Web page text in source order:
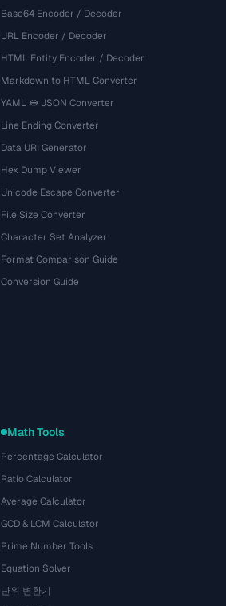
Base64 Encoder / Decoder
URL Encoder / Decoder
HTML Entity Encoder / Decoder
Markdown to HTML Converter
YAML ↔ JSON Converter
Line Ending Converter
Data URI Generator
Hex Dump Viewer
Unicode Escape Converter
File Size Converter
Character Set Analyzer
Format Comparison Guide
Conversion Guide
Math Tools
Percentage Calculator
Ratio Calculator
Average Calculator
GCD & LCM Calculator
Prime Number Tools
Equation Solver
단위 변환기